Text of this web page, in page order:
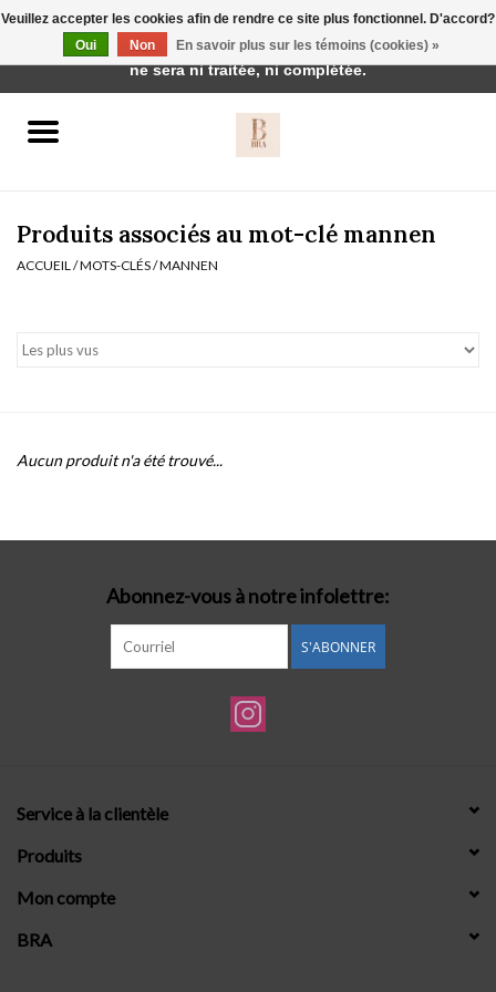
Réduction
Produits associés au mot-clé mannen
ACCUEIL /MOTS-CLÉS/MANNEN
Aucun produit n'a été trouvé...
Abonnez-vous à notre infolettre:
S'ABONNER
Service à la clientèle
Produits
Mon compte
BRA
Veuillez accepter les cookies afin de rendre ce site plus fonctionnel. D'accord?
Oui
Non En savoir plus sur les témoins (cookies) »
Cette boutique est en construction. Toute commande passée
ne sera ni traitée, ni complétée.